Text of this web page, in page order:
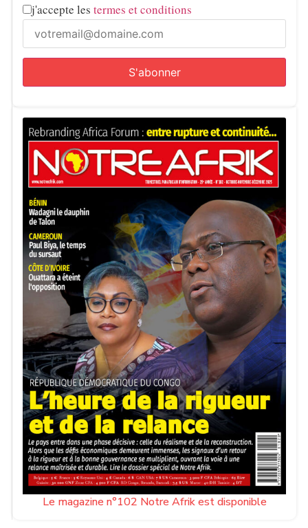
j'accepte les termes et conditions
Le magazine n°102 Notre Afrik est disponible